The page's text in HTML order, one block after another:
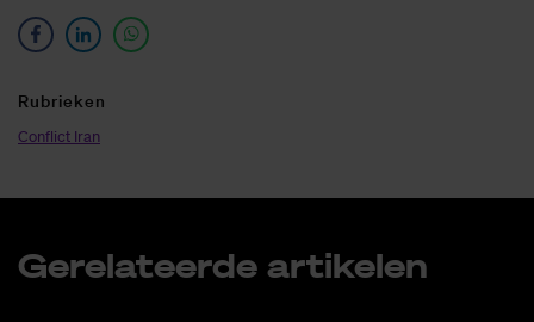
Ru­brie­ken
Conflict Iran
Ge­re­la­teer­de ar­ti­ke­len